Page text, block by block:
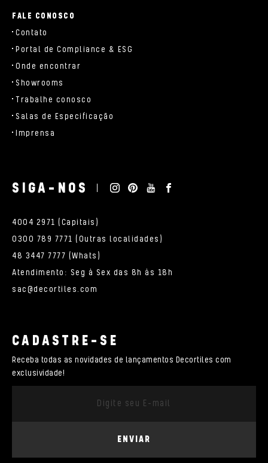
FALE CONOSCO
Contato
Portal de Compliance & ESG
Onde encontrar
Showrooms
Trabalhe conosco
Salas de Especificação
Imprensa
SIGA-NOS
4004 2971 (Capitais)
0300 789 7771 (Outras localidades)
48 3447 7777 (Whats)
Atendimento: Seg à Sex das 8h às 18h
sac@decortiles.com
CADASTRE-SE
Receba todas as novidades de lançamentos Decortiles com
exclusividade!
ENVIAR